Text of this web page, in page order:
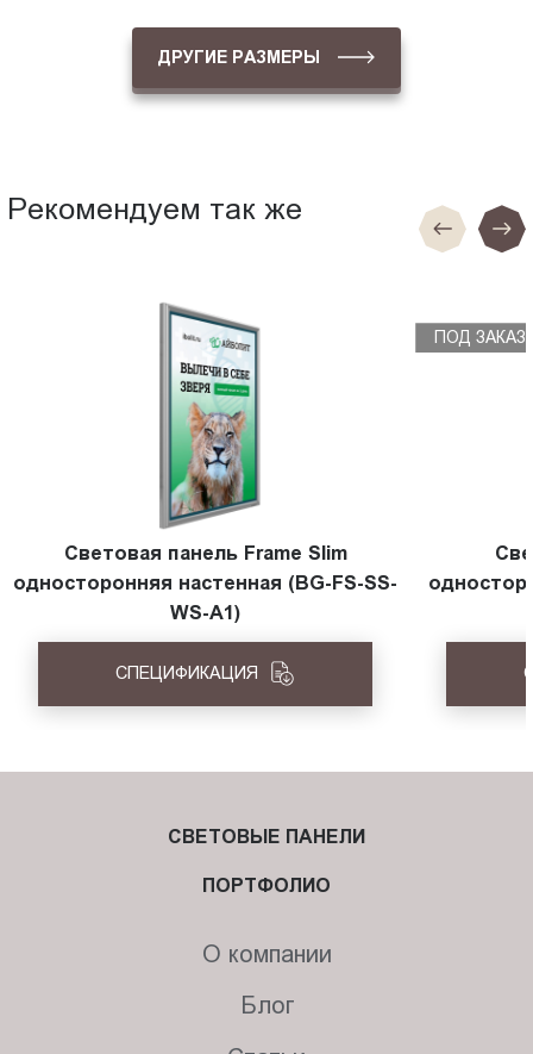
ДРУГИЕ РАЗМЕРЫ
Рекомендуем так же
Световая панель Frame Slim
односторонняя настенная (BG-FS-SS-
WS-A1)
СПЕЦИФИКАЦИЯ
ПОД ЗАКАЗ
СВЕТОВЫЕ ПАНЕЛИ
ПОРТФОЛИО
О компании
Блог